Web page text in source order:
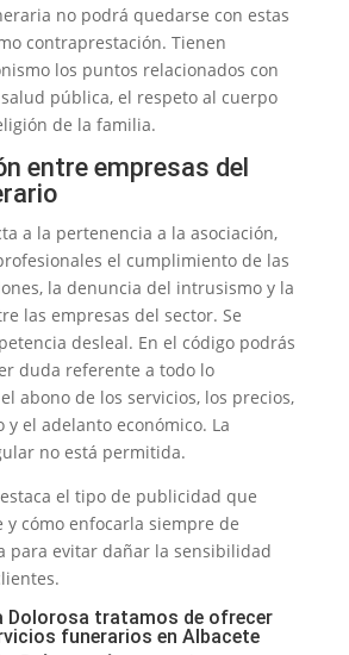
no podrá quedarse con estas
contraprestación. Tienen
los puntos relacionados con
pública, el respeto al cuerpo
de la familia.
entre empresas del
a la pertenencia a la asociación,
el cumplimiento de las
la denuncia del intrusismo y la
las empresas del sector. Se
desleal. En el código podrás
duda referente a todo lo
abono de los servicios, los precios,
y el adelanto económico. La
no está permitida.
el tipo de publicidad que
y cómo enfocarla siempre de
para evitar dañar la sensibilidad
Dolorosa tratamos de ofrecer
funerarios en Albacete